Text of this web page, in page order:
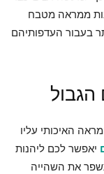
ממראה מטבח
בעבור העדפותיהם
הגבול
האיכותי עליו
יאפשר לכם ליהנות
את השהייה